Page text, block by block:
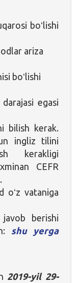
boʻlishi
ariza
boʻlishi
egasi
bilish kerak.
ingliz tilini
kerakligi
CEFR
oʻz vataniga
berishi
shu yerga
2019-yil 29-